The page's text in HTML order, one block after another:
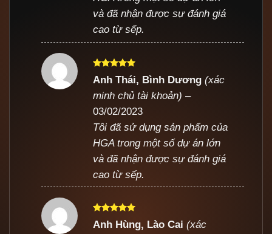
và đã nhận được sự đánh giá
cao từ sếp.
Được xếp
sao
Anh Thái, Bình Dương(xác
minh chủ tài khoản) –
03/02/2023
Tôi đã sử dụng sản phẩm của
HGA trong một số dự án lớn
và đã nhận được sự đánh giá
cao từ sếp.
Được xếp
Anh Hùng, Lào Cai(xác